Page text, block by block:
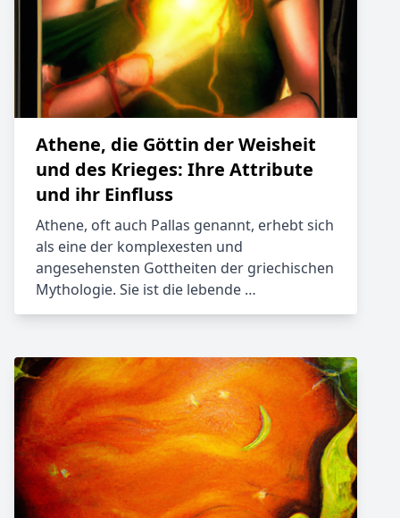
Athene, die Göttin der Weisheit
und des Krieges: Ihre Attribute
und ihr Einfluss
Athene, oft auch Pallas genannt, erhebt sich
als eine der komplexesten und
angesehensten Gottheiten der griechischen
Mythologie. Sie ist die lebende …